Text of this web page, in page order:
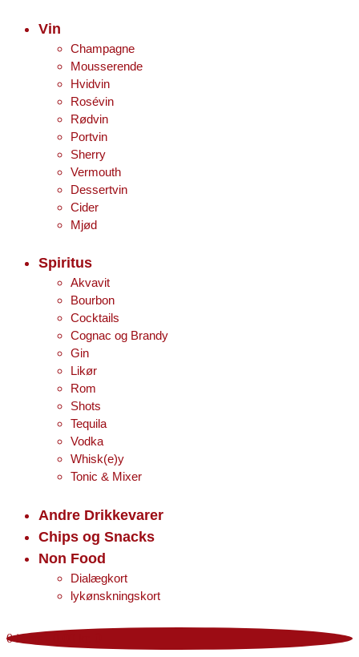
Vin
Champagne
Mousserende
Hvidvin
Rosévin
Rødvin
Portvin
Sherry
Vermouth
Dessertvin
Cider
Mjød
Spiritus
Akvavit
Bourbon
Cocktails
Cognac og Brandy
Gin
Likør
Rom
Shots
Tequila
Vodka
Whisk(e)y
Tonic & Mixer
Andre Drikkevarer
Chips og Snacks
Non Food
Dialægkort
lykønskningskort
0 items